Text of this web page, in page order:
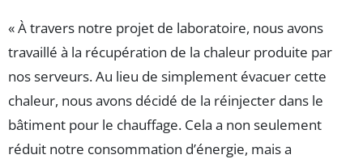
« À travers notre projet de laboratoire, nous avons
travaillé à la récupération de la chaleur produite par
nos serveurs. Au lieu de simplement évacuer cette
chaleur, nous avons décidé de la réinjecter dans le
bâtiment pour le chauffage. Cela a non seulement
réduit notre consommation d’énergie, mais a